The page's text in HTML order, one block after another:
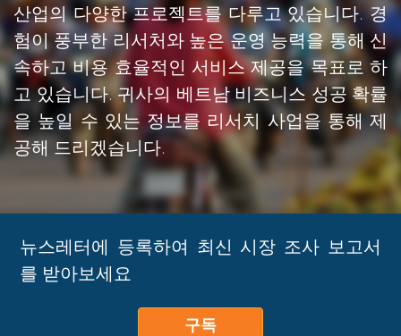
산업의 다양한 프로젝트를 다루고 있습니다. 경
험이 풍부한 리서처와 높은 운영 능력을 통해 신
속하고 비용 효율적인 서비스 제공을 목표로 하
고 있습니다. 귀사의 베트남 비즈니스 성공 확률
을 높일 수 있는 정보를 리서치 사업을 통해 제
공해 드리겠습니다.
뉴스레터에 등록하여 최신 시장 조사 보고서
를 받아보세요
구독